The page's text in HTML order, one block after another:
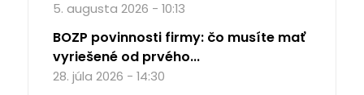
5. augusta 2026 - 10:13
BOZP povinnosti firmy: čo musíte mať
vyriešené od prvého...
28. júla 2026 - 14:30